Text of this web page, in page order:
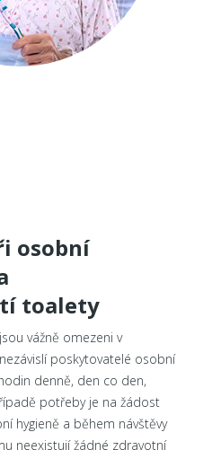
osobní
toalety
vážně omezeni v
poskytovatelé osobní
denně, den co den,
potřeby je na žádost
hygieně a během návštěvy
neexistují žádné zdravotní